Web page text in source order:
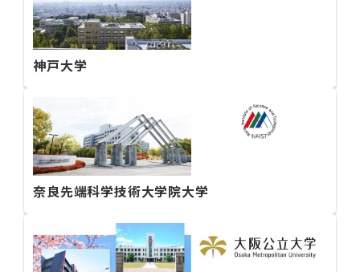
神戸大学
奈良先端科学技術大学院大学